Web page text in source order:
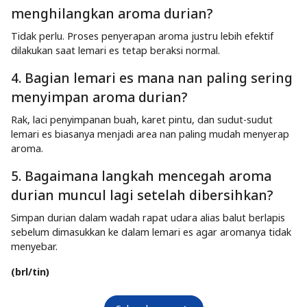
menghilangkan aroma durian?
Tidak perlu. Proses penyerapan aroma justru lebih efektif
dilakukan saat lemari es tetap beraksi normal.
4. Bagian lemari es mana nan paling sering
menyimpan aroma durian?
Rak, laci penyimpanan buah, karet pintu, dan sudut-sudut
lemari es biasanya menjadi area nan paling mudah menyerap
aroma.
5. Bagaimana langkah mencegah aroma
durian muncul lagi setelah dibersihkan?
Simpan durian dalam wadah rapat udara alias balut berlapis
sebelum dimasukkan ke dalam lemari es agar aromanya tidak
menyebar.
(brl/tin)